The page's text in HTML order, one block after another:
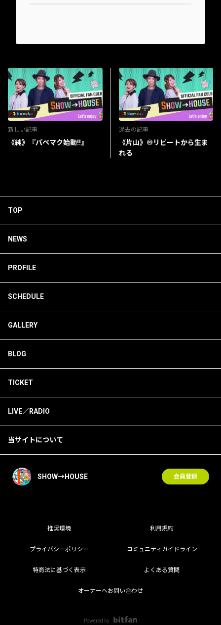
新しい記事
《純》『パペマク始動‼︎』
過去の記事
《片山》♾️リピートから生ま
れる
TOP
NEWS
PROFILE
SCHEDULE
GALLERY
BLOG
TICKET
LIVE／RADIO
当サイトについて
SHOW→HOUSE 会員登録
推奨環境 利用規約
プライバシーポリシー コミュニティガイドライン
特商法に基づく表示 よくある質問
オーナーへお問い合わせ
Powered by